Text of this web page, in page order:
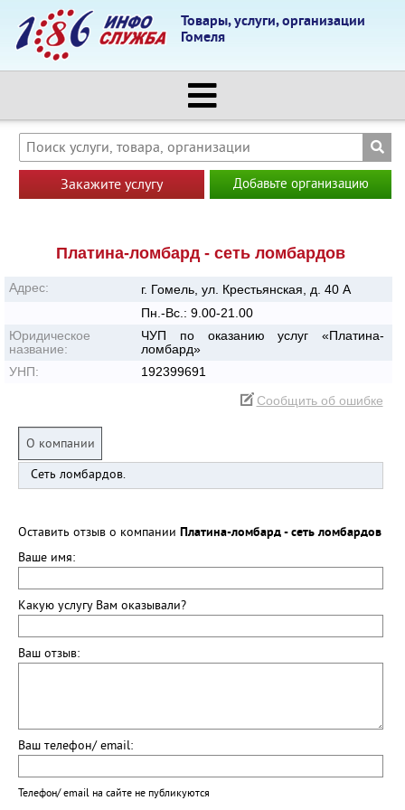
Товары, услуги, организации
Гомеля
Закажите услугу Добавьте организацию
Платина-ломбард - сеть ломбардов
Адрес:
г. Гомель, ул. Крестьянская, д. 40 А
Пн.-Вс.: 9.00-21.00
Юридическое
название:
ЧУП по оказанию услуг «Платина-
ломбард»
УНП:
192399691
Сообщить об ошибке
О компании
Сеть ломбардов.
Оставить отзыв о компании Платина-ломбард - сеть ломбардов
Ваше имя:
Какую услугу Вам оказывали?
Ваш отзыв:
Ваш телефон/ email:
Телефон/ email на сайте не публикуются